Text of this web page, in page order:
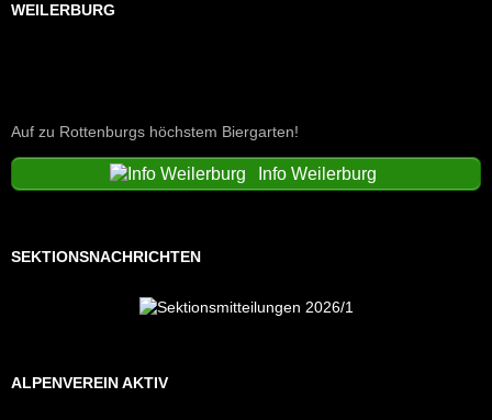
WEILERBURG
Auf zu Rottenburgs höchstem Biergarten!
Info Weilerburg
SEKTIONSNACHRICHTEN
ALPENVEREIN AKTIV